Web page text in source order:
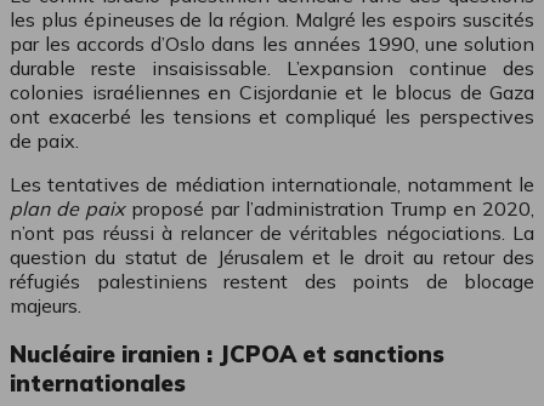
les plus épineuses de la région. Malgré les espoirs suscités
par les accords d’Oslo dans les années 1990, une solution
durable reste insaisissable. L’expansion continue des
colonies israéliennes en Cisjordanie et le blocus de Gaza
ont exacerbé les tensions et compliqué les perspectives
de paix.
Les tentatives de médiation internationale, notamment le
plan de paix proposé par l’administration Trump en 2020,
n’ont pas réussi à relancer de véritables négociations. La
question du statut de Jérusalem et le droit au retour des
réfugiés palestiniens restent des points de blocage
majeurs.
Nucléaire iranien : JCPOA et sanctions
internationales